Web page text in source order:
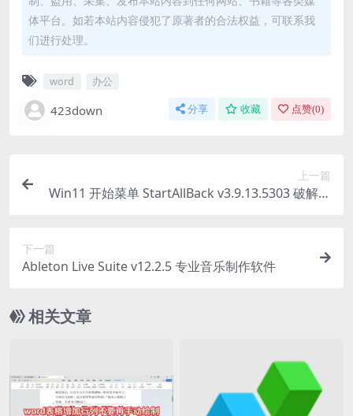
体平台。如若本站内容侵犯了原著者的合法权益，可联系我
们进行处理。
word 办公
423down 分享 收藏 点赞(0)
上一篇
Win11 开始菜单 StartAllBack v3.9.13.5303 破解注
下一篇
Ableton Live Suite v12.2.5 专业音乐制作软件
相关文章